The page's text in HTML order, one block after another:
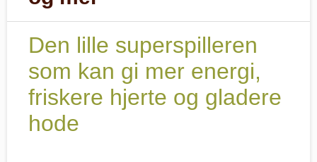
Den lille superspilleren
som kan gi mer energi,
friskere hjerte og gladere
hode